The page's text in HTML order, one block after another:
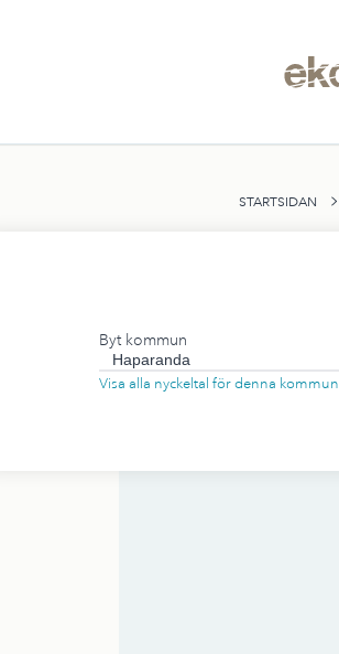
STARTSIDAN
Byt kommun
Visa alla nyckeltal för denna kommun